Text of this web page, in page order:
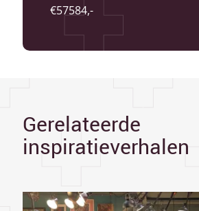
€57584,-
Gerelateerde
inspiratieverhalen